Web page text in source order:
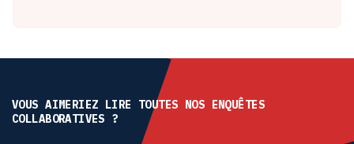
VOUS AIMERIEZ LIRE TOUTES NOS ENQUÊTES
COLLABORATIVES ?